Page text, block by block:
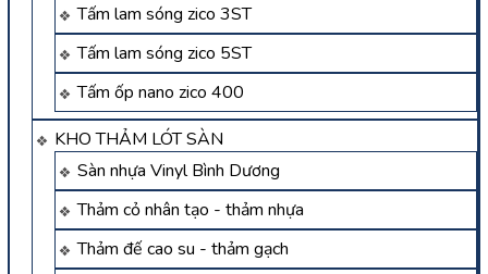
Tấm lam sóng zico 3ST
Tấm lam sóng zico 5ST
Tấm ốp nano zico 400
KHO THẢM LÓT SÀN
Sàn nhựa Vinyl Bình Dương
Thảm cỏ nhân tạo - thảm nhựa
Thảm đế cao su - thảm gạch